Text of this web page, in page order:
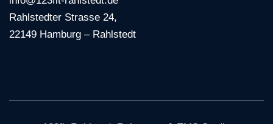
Rahlstedter Strasse 24,
22149 Hamburg – Rahlstedt